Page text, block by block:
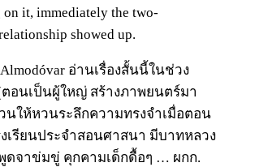
it, immediately the two-
showed up.
อ่านเรื่องสั้นนี้ในช่วง
ตอนเป็นผู้ใหญ่ สร้างภาพยนตร์มา
นให้หวนระลึกความทรงจำเมื่อตอน
เรียนประจำสอนศาสนา มีบาทหลวง
ดจาข่มขู่ คุกคามเด็กดื้อๆ … ผกก.